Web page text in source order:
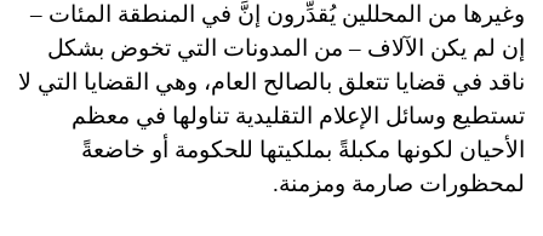
وغيرها من المحللين يُقدِّرون إنَّ في المنطقة المئات –
إن لم يكن الآلاف – من المدونات التي تخوض بشكل
ناقد في قضايا تتعلق بالصالح العام، وهي القضايا التي لا
تستطيع وسائل الإعلام التقليدية تناولها في معظم
الأحيان لكونها مكبلةً بملكيتها للحكومة أو خاضعةً
لمحظورات صارمة ومزمنة.